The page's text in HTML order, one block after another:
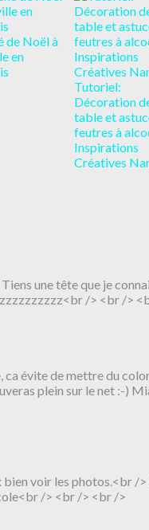
de Noël à
en
Tutoriel:
Décoration
table et
feutres à
Inspirations
Créatives
une tête que je
/> <br />
ca évite de mettre du
plein sur le net :-)
bien voir les photos.<br /
/> <br /> <br />